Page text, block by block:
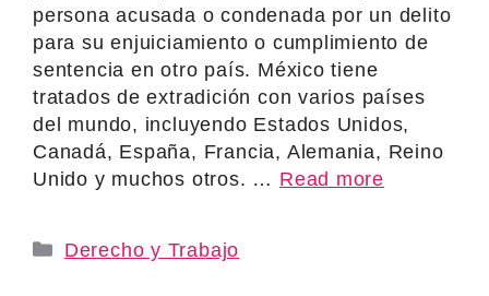
persona acusada o condenada por un delito
para su enjuiciamiento o cumplimiento de
sentencia en otro país. México tiene
tratados de extradición con varios países
del mundo, incluyendo Estados Unidos,
Canadá, España, Francia, Alemania, Reino
Unido y muchos otros. … Read more
Categories
Derecho y Trabajo